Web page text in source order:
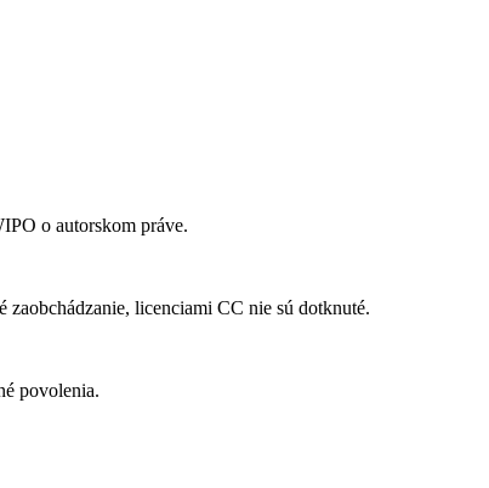
o autorskom práve.
licenciami CC nie sú dotknuté.
povolenia.